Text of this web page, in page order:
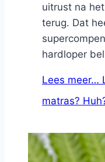
uitrust na
terug. Dat
hardloper
Lees meer…
matras?